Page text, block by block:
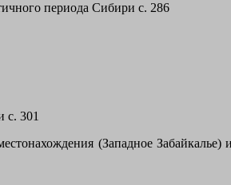
периода Сибири с. 286
с. 301
(Западное Забайкалье)